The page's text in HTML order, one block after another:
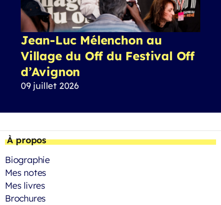
Jean-Luc Mélenchon au
Village du Off du Festival Off
d’Avignon
09 juillet 2026
À propos
Biographie
Mes notes
Mes livres
Brochures